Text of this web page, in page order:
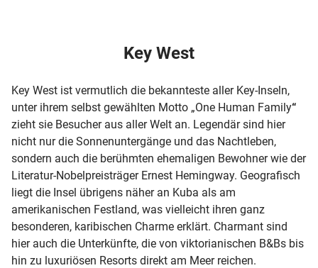
Key West
Key West ist vermutlich die bekannteste aller Key-Inseln,
unter ihrem selbst gewählten Motto „One Human Family“
zieht sie Besucher aus aller Welt an. Legendär sind hier
nicht nur die Sonnenuntergänge und das Nachtleben,
sondern auch die berühmten ehemaligen Bewohner wie der
Literatur-Nobelpreisträger Ernest Hemingway. Geografisch
liegt die Insel übrigens näher an Kuba als am
amerikanischen Festland, was vielleicht ihren ganz
besonderen, karibischen Charme erklärt. Charmant sind
hier auch die Unterkünfte, die von viktorianischen B&Bs bis
hin zu luxuriösen Resorts direkt am Meer reichen.